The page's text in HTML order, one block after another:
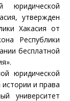
юридической
утвержден
Хакасия от
Республики
бесплатной
юридической
и права
университет